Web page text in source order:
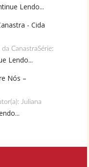
Lendo...
- Cida
da CanastraSérie:
Lendo...
Nós –
Juliana